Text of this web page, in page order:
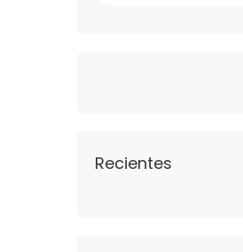
Recientes